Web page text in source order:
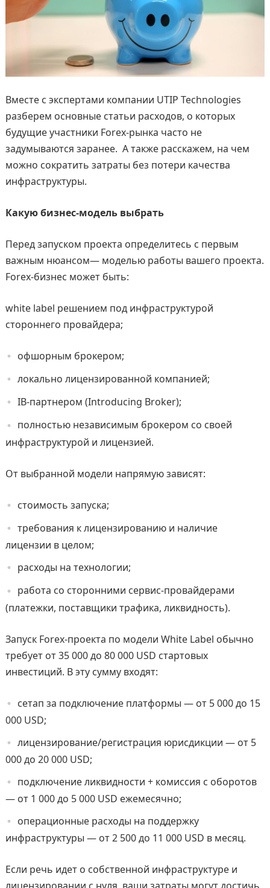
Вместе с экспертами компании UTIP Technologies
разберем основные статьи расходов, о которых
будущие участники Forex-рынка часто не
задумываются заранее. А также расскажем, на чем
можно сократить затраты без потери качества
инфраструктуры.
Какую бизнес-модель выбрать
Перед запуском проекта определитесь с первым
важным нюансом— моделью работы вашего проекта.
Forex-бизнес может быть:
white label решением под инфраструктурой
стороннего провайдера;
офшорным брокером;
локально лицензированной компанией;
IB-партнером (Introducing Broker);
полностью независимым брокером со своей
инфраструктурой и лицензией.
От выбранной модели напрямую зависят:
стоимость запуска;
требования к лицензированию и наличие
лицензии в целом;
расходы на технологии;
работа со сторонними сервис-провайдерами
(платежки, поставщики трафика, ликвидность).
Запуск Forex-проекта по модели White Label обычно
требует от 35 000 до 80 000 USD стартовых
инвестиций. В эту сумму входят:
сетап за подключение платформы — от 5 000 до 15
000 USD;
лицензирование/регистрация юрисдикции — от 5
000 до 20 000 USD;
подключение ликвидности + комиссия с оборотов
— от 1 000 до 5 000 USD ежемесячно;
операционные расходы на поддержку
инфраструктуры — от 2 500 до 11 000 USD в месяц.
Если речь идет о собственной инфраструктуре и